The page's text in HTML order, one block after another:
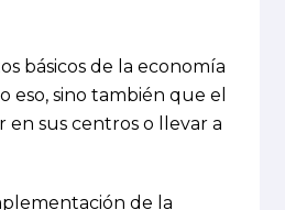
básicos de la economía
sino también que el
en sus centros o llevar a
de la